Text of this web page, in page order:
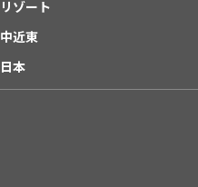
リゾート
中近東
日本